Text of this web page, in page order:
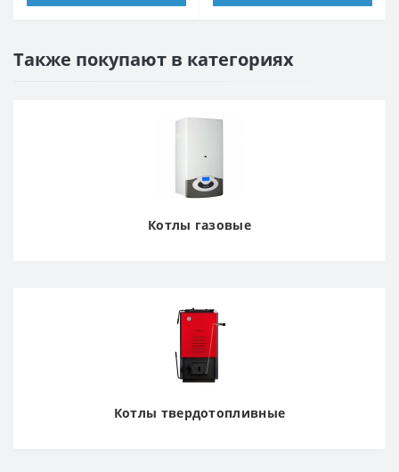
Также покупают в категориях
Котлы газовые
Котлы твердотопливные